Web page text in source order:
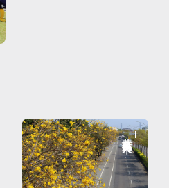
黄金风铃木